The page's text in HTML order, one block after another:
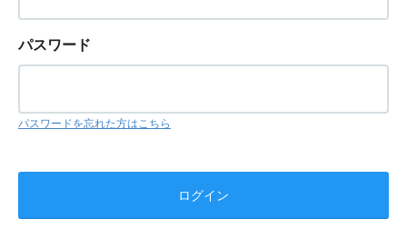
パスワード
パスワードを忘れた方はこちら